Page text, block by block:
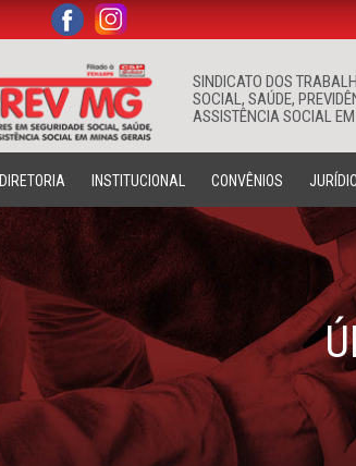
SINDICATO DOS
SOCIAL, SAÚDE,
ASSISTÊNCIA SOCIAL
. .
DIRETORIA INSTITUCIONAL CONVÊNIOS